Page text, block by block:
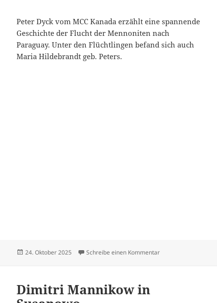
Peter Dyck vom MCC Kanada erzählt eine spannende
Geschichte der Flucht der Mennoniten nach
Paraguay. Unter den Flüchtlingen befand sich auch
Maria Hildebrandt geb. Peters.
Veröffentlicht
24. Oktober 2025 Schreibe einen Kommentarzu Hildebrandt
Dimitri Mannikow in